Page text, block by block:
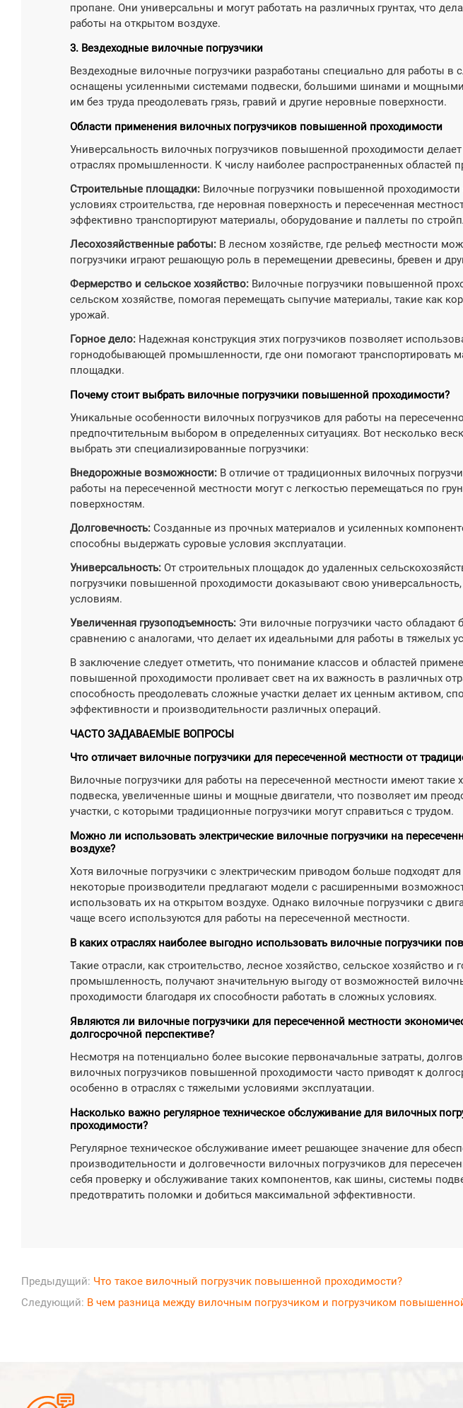
пропане. Они универсальны и могут работать на различных грунтах, что
работы на открытом воздухе.
3. Вездеходные вилочные погрузчики
Вездеходные вилочные погрузчики разработаны специально для работы в
оснащены усиленными системами подвески, большими шинами и мощными
им без труда преодолевать грязь, гравий и другие неровные поверхности.
Области применения вилочных погрузчиков повышенной проходимости
Универсальность вилочных погрузчиков повышенной проходимости
отраслях промышленности. К числу наиболее распространенных областей
Строительные площадки: Вилочные погрузчики повышенной проходимости
условиях строительства, где неровная поверхность и пересеченная
эффективно транспортируют материалы, оборудование и паллеты по
Лесохозяйственные работы: В лесном хозяйстве, где рельеф местности
погрузчики играют решающую роль в перемещении древесины, бревен и
Фермерство и сельское хозяйство: Вилочные погрузчики повышенной
сельском хозяйстве, помогая перемещать сыпучие материалы, такие как
урожай.
Горное дело: Надежная конструкция этих погрузчиков позволяет
горнодобывающей промышленности, где они помогают транспортировать
площадки.
Почему стоит выбрать вилочные погрузчики повышенной проходимости?
Уникальные особенности вилочных погрузчиков для работы на
предпочтительным выбором в определенных ситуациях. Вот несколько
выбрать эти специализированные погрузчики:
Внедорожные возможности: В отличие от традиционных вилочных
работы на пересеченной местности могут с легкостью перемещаться по
поверхностям.
Долговечность: Созданные из прочных материалов и усиленных
способны выдержать суровые условия эксплуатации.
Универсальность: От строительных площадок до удаленных
погрузчики повышенной проходимости доказывают свою
условиям.
Увеличенная грузоподъемность: Эти вилочные погрузчики часто обладают
сравнению с аналогами, что делает их идеальными для работы в тяжелых
В заключение следует отметить, что понимание классов и областей
повышенной проходимости проливает свет на их важность в различных
способность преодолевать сложные участки делает их ценным активом,
эффективности и производительности различных операций.
ЧАСТО ЗАДАВАЕМЫЕ ВОПРОСЫ
Что отличает вилочные погрузчики для пересеченной местности от
Вилочные погрузчики для работы на пересеченной местности имеют такие
подвеска, увеличенные шины и мощные двигатели, что позволяет им
участки, с которыми традиционные погрузчики могут справиться с трудом.
Можно ли использовать электрические вилочные погрузчики на
воздухе?
Хотя вилочные погрузчики с электрическим приводом больше подходят
некоторые производители предлагают модели с расширенными
использовать их на открытом воздухе. Однако вилочные погрузчики с
чаще всего используются для работы на пересеченной местности.
В каких отраслях наиболее выгодно использовать вилочные погрузчики
Такие отрасли, как строительство, лесное хозяйство, сельское хозяйство
промышленность, получают значительную выгоду от возможностей
проходимости благодаря их способности работать в сложных условиях.
Являются ли вилочные погрузчики для пересеченной местности
долгосрочной перспективе?
Несмотря на потенциально более высокие первоначальные затраты,
вилочных погрузчиков повышенной проходимости часто приводят к
особенно в отраслях с тяжелыми условиями эксплуатации.
Насколько важно регулярное техническое обслуживание для вилочных
проходимости?
Регулярное техническое обслуживание имеет решающее значение для
производительности и долговечности вилочных погрузчиков для
себя проверку и обслуживание таких компонентов, как шины, системы
предотвратить поломки и добиться максимальной эффективности.
Предыдущий: Что такое вилочный погрузчик повышенной проходимости?
Следующий: В чем разница между вилочным погрузчиком и погрузчиком